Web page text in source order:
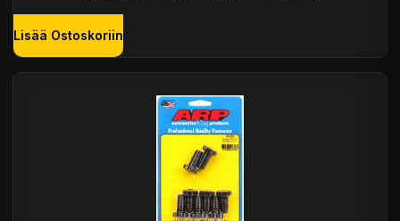
Lisää Ostoskoriin